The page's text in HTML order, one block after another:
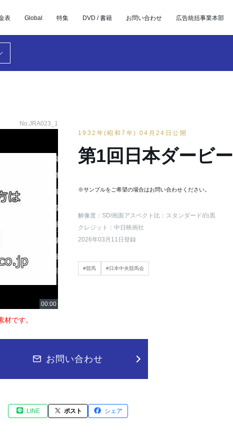
表 Global 特集 DVD / 書籍 お問い合わせ 広告統括事業本部
No.JRA023_1
です。
1932年(昭和7年) 04月24日公開
第1回日本ダービー
※サンプルをご希望の場合はお問い合わせください。
解像度：SD/画面アスペクト比：スタンダード/白黒
クレジット：中日映画社
2026年03月11日登録
#競馬 #日本中央競馬会
お問い合わせ
LINE ポスト シェア